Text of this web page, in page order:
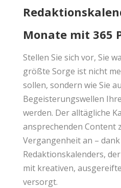
Monate mit 365
Stellen Sie sich vor, Sie
größte Sorge ist nicht
sollen, sondern wie Sie
Begeisterungswellen
werden. Der alltägliche
ansprechenden Content
Vergangenheit an – dank
Redaktionskalenders,
mit kreativen,
versorgt.